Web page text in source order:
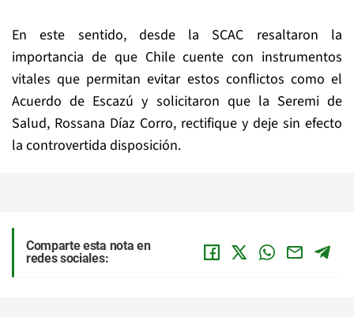
En este sentido, desde la SCAC resaltaron la
importancia de que Chile cuente con instrumentos
vitales que permitan evitar estos conflictos como el
Acuerdo de Escazú y solicitaron que la Seremi de
Salud, Rossana Díaz Corro, rectifique y deje sin efecto
la controvertida disposición.
Comparte esta nota en
redes sociales: